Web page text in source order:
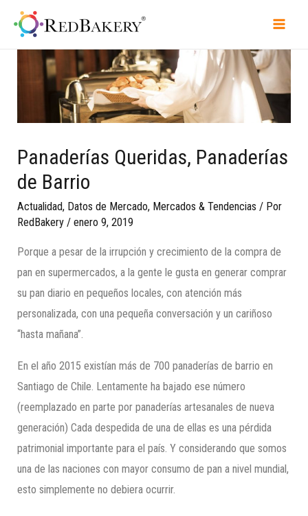
Panaderías Queridas, Panaderías
de Barrio
Actualidad, Datos de Mercado, Mercados & Tendencias / Por
RedBakery /enero 9, 2019
Porque a pesar de la irrupción y crecimiento de la compra de
pan en supermercados, a la gente le gusta en generar comprar
su pan diario en pequeños locales, con atención más
personalizada, con una pequeña conversación y un cariñoso
“hasta mañana”.
En el año 2015 existían más de 700 panaderías de barrio en
Santiago de Chile. Lentamente ha bajado ese número
(reemplazado en parte por panaderías artesanales de nueva
generación) Cada despedida de una de ellas es una pérdida
patrimonial importante para el país. Y considerando que somos
una de las naciones con mayor consumo de pan a nivel mundial,
esto simplemente no debiera ocurrir.